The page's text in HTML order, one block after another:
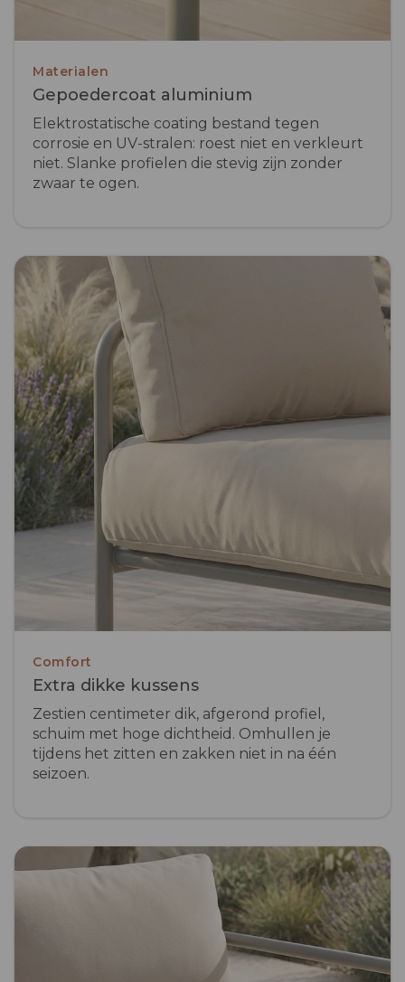
Materialen
Gepoedercoat aluminium
Elektrostatische coating bestand tegen
corrosie en UV-stralen: roest niet en verkleurt
niet. Slanke profielen die stevig zijn zonder
zwaar te ogen.
Comfort
Extra dikke kussens
Zestien centimeter dik, afgerond profiel,
schuim met hoge dichtheid. Omhullen je
tijdens het zitten en zakken niet in na één
seizoen.